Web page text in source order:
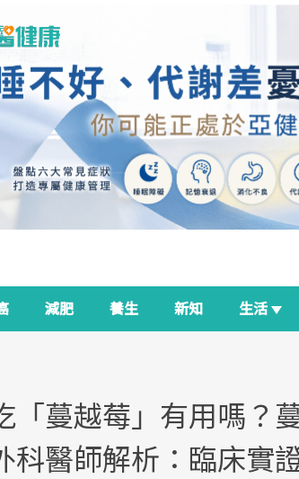
減肥 養生 新知 生活
「蔓越莓」有用嗎？
科醫師解析：臨床實